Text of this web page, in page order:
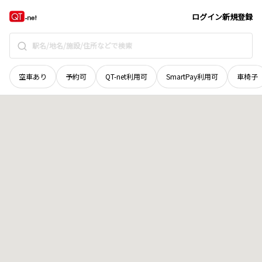
ログイン新規登録
空車あり 予約可 QT-net利用可 SmartPay利用可 車椅子
長野県